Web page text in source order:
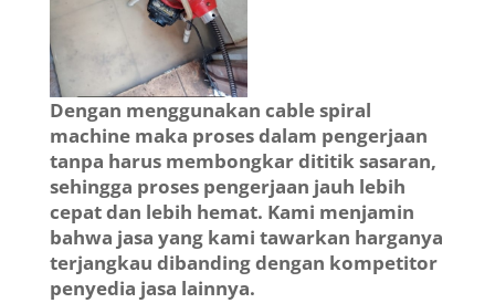
Dengan menggunakan cable spiral
machine maka proses dalam pengerjaan
tanpa harus membongkar dititik sasaran,
sehingga proses pengerjaan jauh lebih
cepat dan lebih hemat. Kami menjamin
bahwa jasa yang kami tawarkan harganya
terjangkau dibanding dengan kompetitor
penyedia jasa lainnya.